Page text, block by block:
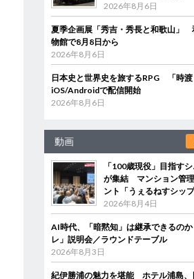
2026年8月6日
夏季企画展「秀吉・秀長と和歌山」
物館で8月8日から
2026年8月6日
日本史と世界史を旅するRPG 「時渡
iOS/Androidで配信開始
2026年8月6日
動画
「100歳現役」目指す
が集結 マンション管
ント「うぇるねすシップ
2026年8月4日
AI時代、「暗黙知」は継承できるの
レ」説明会／ラウンドテーブル
2026年8月3日
紀伊勝浦の魅力を堪能 ホテル浦島、